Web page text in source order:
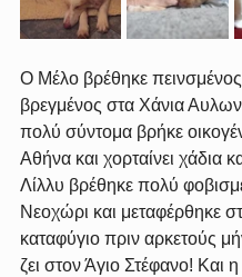
Ο Μέλο βρέθηκε πεινσμένος
βρεγμένος στα Χάνια
πολύ σύντομα βρήκε
Αθήνα και χορταίνει χάδια
Λίλλυ βρέθηκε πολύ
Νεοχώρι και μεταφέρθηκε
καταφύγιο πριν αρκετούς
ζει στον Άγιο Στέφανο! Και